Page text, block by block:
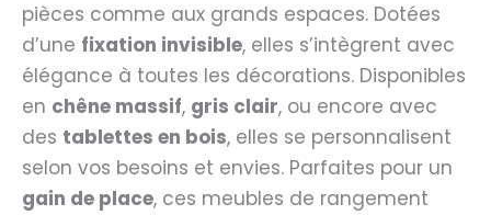
pièces comme aux grands espaces. Dotées
d’une fixation invisible, elles s’intègrent avec
élégance à toutes les décorations. Disponibles
en chêne massif, gris clair, ou encore avec
des tablettes en bois, elles se personnalisent
selon vos besoins et envies. Parfaites pour un
gain de place, ces meubles de rangement